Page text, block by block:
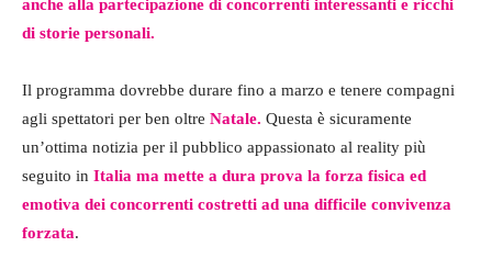
anche alla partecipazione di concorrenti interessanti e ricchi
di storie personali.
Il programma dovrebbe durare fino a marzo e tenere compagni
agli spettatori per ben oltre Natale. Questa è sicuramente
un’ottima notizia per il pubblico appassionato al reality più
seguito in Italia ma mette a dura prova la forza fisica ed
emotiva dei concorrenti costretti ad una difficile convivenza
forzata.